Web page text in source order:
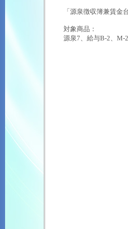
「源泉徴収簿兼賃金
対象商品：
源泉7、給与B-2、M-